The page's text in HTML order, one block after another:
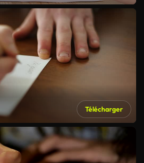
Télécharger